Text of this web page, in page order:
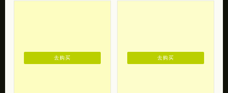
去购买 去购买